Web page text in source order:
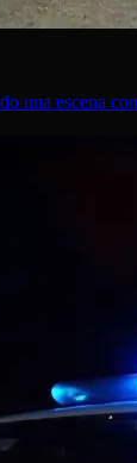
una escena